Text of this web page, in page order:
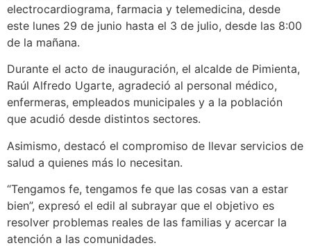
electrocardiograma, farmacia y telemedicina, desde
este lunes 29 de junio hasta el 3 de julio, desde las 8:00
de la mañana.
Durante el acto de inauguración, el alcalde de Pimienta,
Raúl Alfredo Ugarte, agradeció al personal médico,
enfermeras, empleados municipales y a la población
que acudió desde distintos sectores.
Asimismo, destacó el compromiso de llevar servicios de
salud a quienes más lo necesitan.
“Tengamos fe, tengamos fe que las cosas van a estar
bien”, expresó el edil al subrayar que el objetivo es
resolver problemas reales de las familias y acercar la
atención a las comunidades.